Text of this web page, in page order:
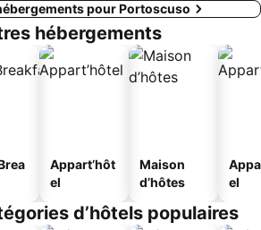
pour Portoscuso
hébergements
Appart’hôt
el
Maison
d’hôtes
el
d’hôtels populaires